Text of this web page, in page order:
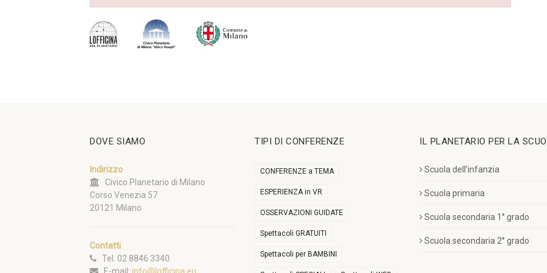
DOVE SIAMO
Indirizzo
Civico Planetario di Milano
Corso Venezia 57
20121 Milano
Contatti
Tel. 02 8846 3340
E-mail: info@lofficina.eu
TIPI DI CONFERENZE
CONFERENZE a TEMA
ESPERIENZA in VR
OSSERVAZIONI GUIDATE
Spettacoli GRATUITI
Spettacoli per BAMBINI
IL PLANETARIO PER LA
Scuola dell’infanzia
Scuola primaria
Scuola secondaria 1° grado
Scuola secondaria 2° grado